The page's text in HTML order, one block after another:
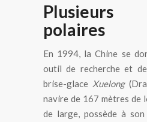
polaires
En 1994, la Chine se
outil de recherche et
brise-glace Xuelong
navire de 167 mètres de
de large, possède à